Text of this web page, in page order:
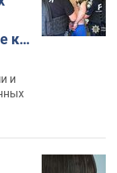
к
и
и